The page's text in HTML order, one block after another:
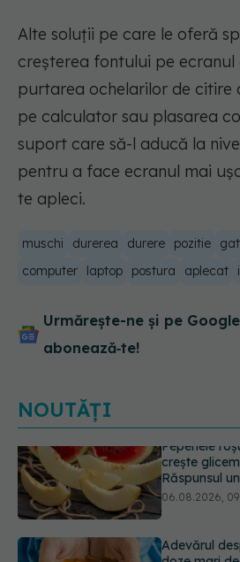
Alte soluții pe care le oferă
creșterea fontului pe
purtarea ochelarilor de citire
pe calculator sau plasarea
suport care să-l aducă la
pentru a face ecranul mai
te apleci.
muschi durerea durere pozitie
computer
laptop postura aplecat
Urmărește-ne și pe
abonează‑te!
NOUTĂȚI
Adevărul
doze mari
colorectal